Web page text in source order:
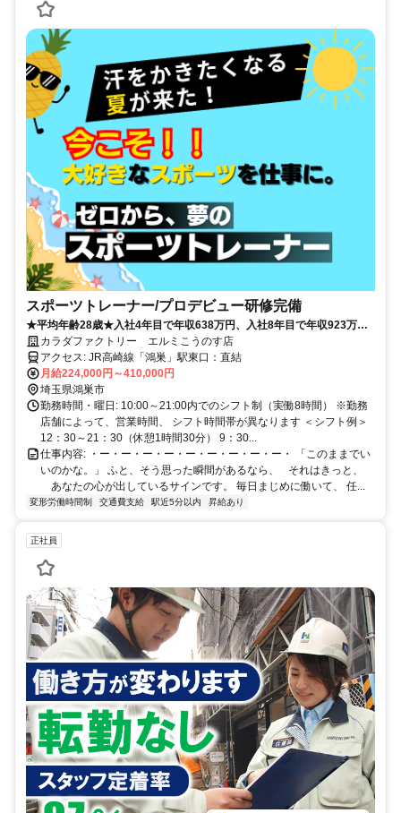
スポーツトレーナー/プロデビュー研修完備
★平均年齢28歳★入社4年目で年収638万円、入社8年目で年収923万円
の実績あり！
カラダファクトリー エルミこうのす店
アクセス: JR高崎線「鴻巣」駅東口：直結
月給224,000円～410,000円
埼玉県鴻巣市
勤務時間・曜日: 10:00～21:00内でのシフト制（実働8時間） ※勤務
店舗によって、営業時間、 シフト時間帯が異なります ＜シフト例＞
12：30～21：30（休憩1時間30分） 9：30...
仕事内容: ・ー・ー・ー・ー・ー・ー・ー・ー・ー・ 「このままでい
いのかな。」 ふと、そう思った瞬間があるなら、 それはきっと、
あなたの心が出しているサインです。 毎日まじめに働いて、 任...
変形労働時間制 交通費支給 駅近5分以内 昇給あり
正社員